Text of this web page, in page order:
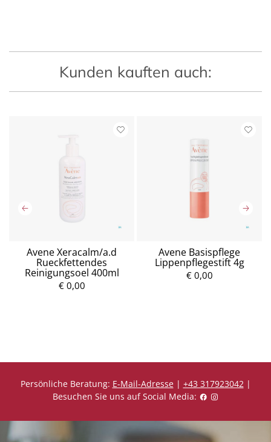
Kunden kauften auch:
Avene Xeracalm/a.d
Rueckfettendes
Reinigungsoel 400ml
€ 0,00
Avene Basispflege
Lippenpflegestift 4g
€ 0,00
Persönliche Beratung: E-Mail-Adresse| +43 317923042|
Besuchen Sie uns auf Social Media: